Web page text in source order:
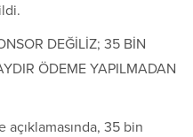
DEĞİLİZ; 35 BİN
ÖDEME YAPILMADAN
açıklamasında, 35 bin